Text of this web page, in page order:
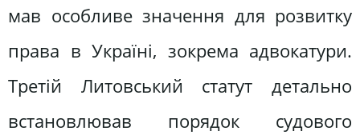
мав особливе значення для розвитку
права в Україні, зокрема адвокатури.
Третій Литовський статут детально
встановлював порядок судового